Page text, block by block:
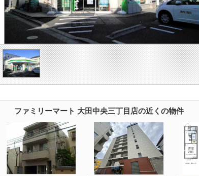
ファミリーマート 大田中央三丁目店の近くの物件